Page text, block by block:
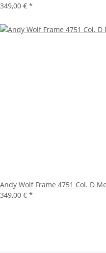
349,00 € *
Andy Wolf Frame 4751 Col. D
349,00 € *